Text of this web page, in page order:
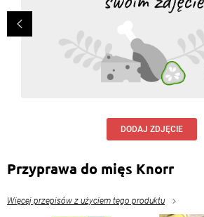
DODAJ ZDJĘCIE
Przyprawa do mięs Knorr
Więcej przepisów z użyciem tego produktu